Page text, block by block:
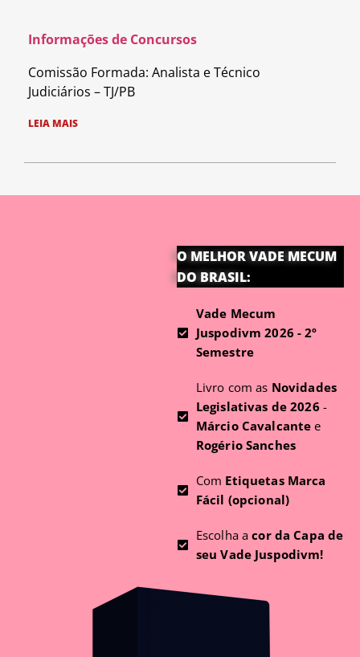
Informações de Concursos
Comissão Formada: Analista e Técnico
Judiciários – TJ/PB
LEIA MAIS
O MELHOR VADE MECUM
DO BRASIL:
Vade Mecum
Juspodivm 2026 - 2º
Semestre
Livro com as Novidades
Legislativas de 2026 -
Márcio Cavalcante e
Rogério Sanches
Com Etiquetas Marca
Fácil (opcional)
Escolha acor da Capa de
seu Vade Juspodivm!